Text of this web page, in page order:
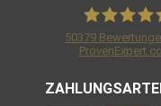
50379